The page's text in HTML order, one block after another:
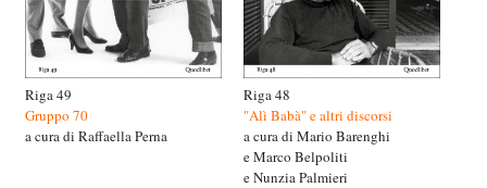
Riga 49
Gruppo 70
a cura di Raffaella Perna
Riga 48
"Alì Babà" e altri discorsi
a cura di Mario Barenghi
e Marco Belpoliti
e Nunzia Palmieri